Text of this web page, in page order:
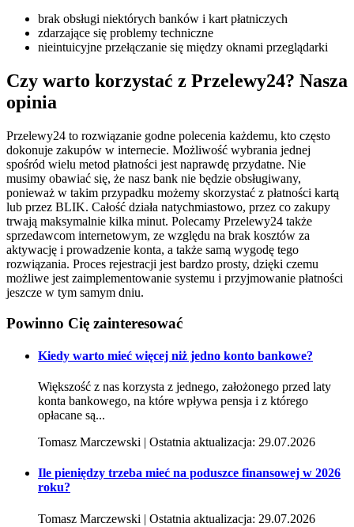
brak obsługi niektórych banków i kart płatniczych
zdarzające się problemy techniczne
nieintuicyjne przełączanie się między oknami przeglądarki
Czy warto korzystać z Przelewy24? Nasza
opinia
Przelewy24 to rozwiązanie godne polecenia każdemu, kto często
dokonuje zakupów w internecie. Możliwość wybrania jednej
spośród wielu metod płatności jest naprawdę przydatne. Nie
musimy obawiać się, że nasz bank nie będzie obsługiwany,
ponieważ w takim przypadku możemy skorzystać z płatności kartą
lub przez BLIK. Całość działa natychmiastowo, przez co zakupy
trwają maksymalnie kilka minut. Polecamy Przelewy24 także
sprzedawcom internetowym, ze względu na brak kosztów za
aktywację i prowadzenie konta, a także samą wygodę tego
rozwiązania. Proces rejestracji jest bardzo prosty, dzięki czemu
możliwe jest zaimplementowanie systemu i przyjmowanie płatności
jeszcze w tym samym dniu.
Powinno Cię zainteresować
Kiedy warto mieć więcej niż jedno konto bankowe?
Większość z nas korzysta z jednego, założonego przed laty
konta bankowego, na które wpływa pensja i z którego
opłacane są...
Tomasz Marczewski | Ostatnia aktualizacja: 29.07.2026
Ile pieniędzy trzeba mieć na poduszce finansowej w 2026
roku?
Tomasz Marczewski | Ostatnia aktualizacja: 29.07.2026